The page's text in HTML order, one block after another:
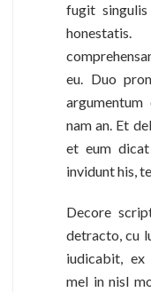
fugit
eu. Duo
nam an. Et
et eum
invidunt his,
Decore
detracto, cu
iudicabit, ex
mel in nisl